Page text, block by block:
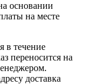
основании
на месте
в течение
переносится на
доставка